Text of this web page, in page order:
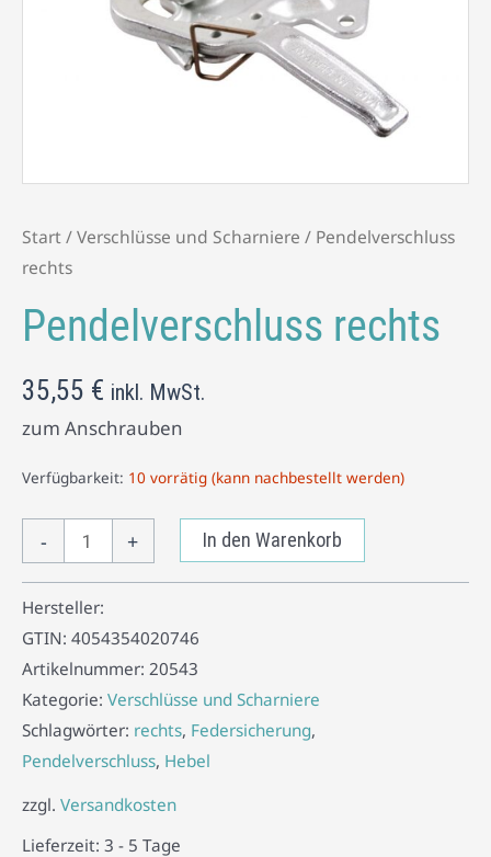
Start/Verschlüsse und Scharniere / Pendelverschluss
rechts
Pendelverschluss rechts
35,55 € inkl. MwSt.
zum Anschrauben
Verfügbarkeit: 10 vorrätig (kann nachbestellt werden)
- + In den Warenkorb
Hersteller:
GTIN: 4054354020746
Artikelnummer: 20543
Kategorie: Verschlüsse und Scharniere
Schlagwörter: rechts, Federsicherung,
Pendelverschluss, Hebel
zzgl. Versandkosten
Lieferzeit: 3 - 5 Tage